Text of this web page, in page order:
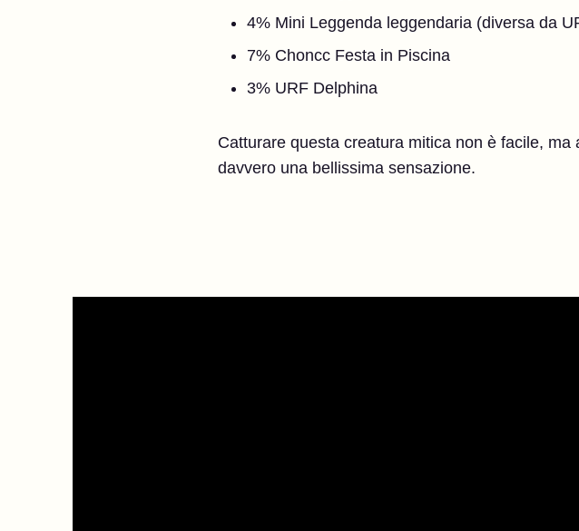
4% Mini Leggenda leggendaria (diversa da
7% Choncc Festa in Piscina
3% URF Delphina
Catturare questa creatura mitica non è facile,
davvero una bellissima sensazione.